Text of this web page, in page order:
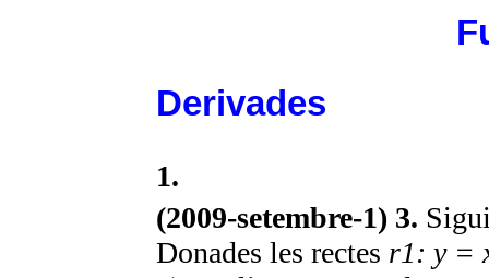
Derivades
1.
(2009-setembre-1) 3.
Donades les rectes r1: y =